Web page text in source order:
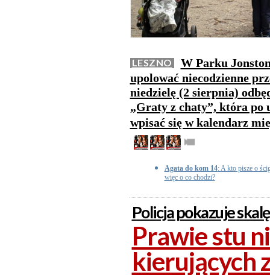
LESZNO
W Parku
upolować niecodzienne
niedzielę (2 sierpnia)
„Graty z chaty”, która po
wpisać się w kalendarz
Agata do kom 14: A kto pisze o
więc o co chodzi?
Policja pokazuje
Prawie stu
kierujących